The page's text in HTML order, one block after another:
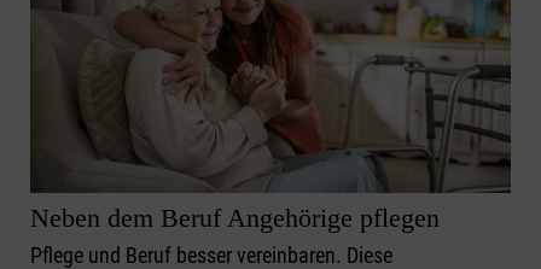
Neben dem Beruf Angehörige pflegen
Pflege und Beruf besser vereinbaren. Diese